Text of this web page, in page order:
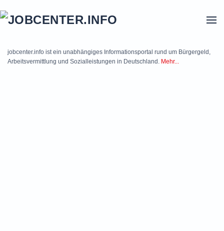
jobcenter.info ist ein unabhängiges Informationsportal rund um Bürgergeld,
Arbeitsvermittlung und Sozialleistungen in Deutschland. Mehr...